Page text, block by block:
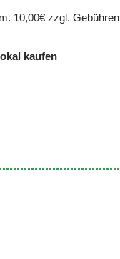
10,00€ zzgl. Gebühren
kaufen